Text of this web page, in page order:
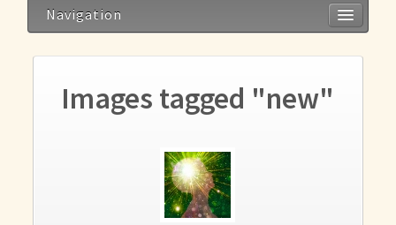
Navigation
Images tagged "new"